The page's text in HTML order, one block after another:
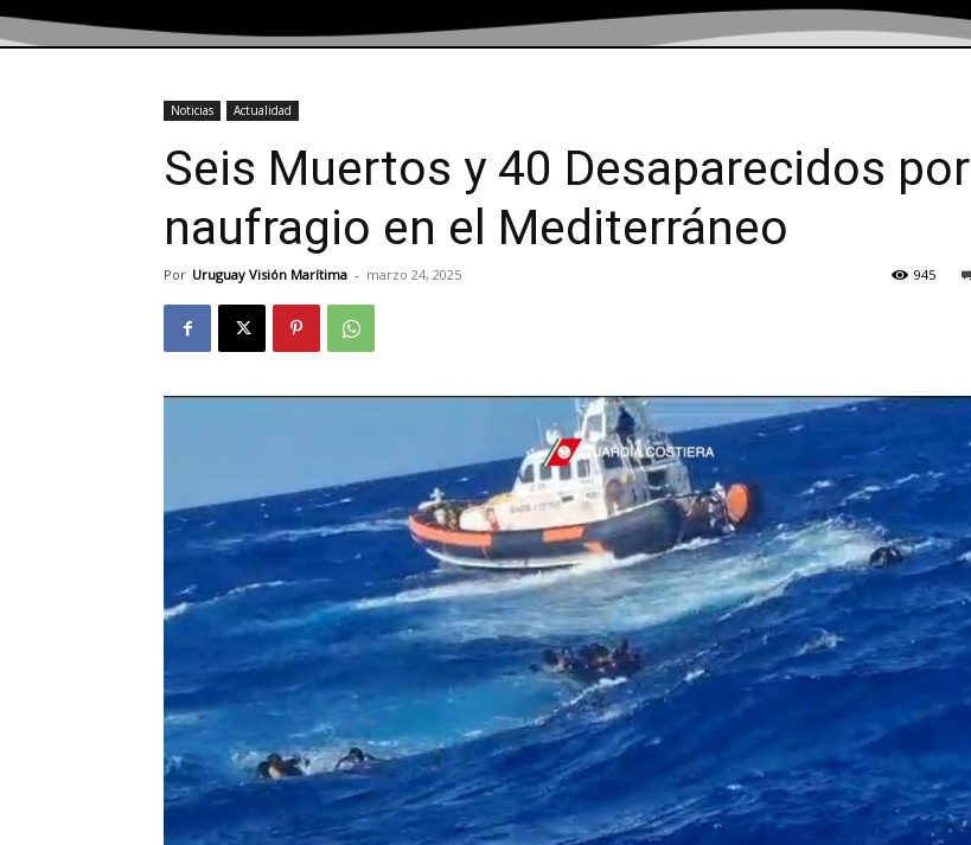
Noticias Actualidad
Seis Muertos y 40 Desaparecidos por
naufragio en el Mediterráneo
Por Uruguay Visión Marítima - marzo 24, 2025 945